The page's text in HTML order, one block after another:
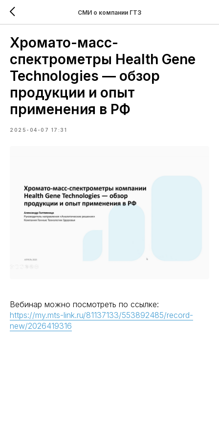
СМИ о компании ГТЗ
Хромато-масс-
спектрометры Health Gene
Technologies — обзор
продукции и опыт
применения в РФ
2025-04-07 17:31
Вебинар можно посмотреть по ссылке:
https://my.mts-link.ru/81137133/553892485/record-
new/2026419316